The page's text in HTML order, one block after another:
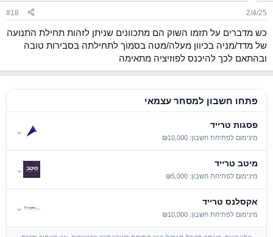
2/4/25
#18
כש מדברים על תזמו השוק הם מתכוונים שניתן לזהות תחילת התנועה
של מדד/מניה בכיוון מעלה/מטה בסמוך לתחילתה בסבירות טובה
ובהתאם לכך להיכנס לפוזיציה מתאימה
פתחו חשבון למסחר עצמאי
פסגות טרייד
מינימום לפתיחת חשבון: ₪10,000
⌄
מיטב טרייד
מינימום לפתיחת חשבון: ₪5,000
⌄
אקסלנס טרייד
מינימום לפתיחת חשבון: ₪10,000
⌄